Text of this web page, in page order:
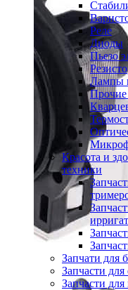
Реле
Диоды
Пьезо
Лампы
Прочие
Красота и
техники
Запчати для
Запчасти
Запчасти